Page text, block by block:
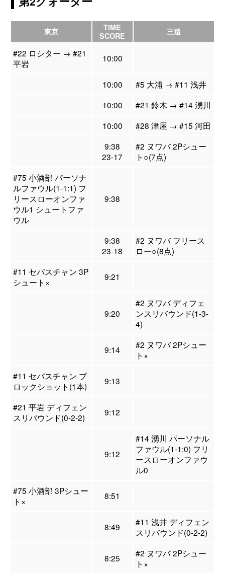
東京
TIME
SCORE
三遠
#22 ロシター → #21
平岩
10:00
10:00
#5 大浦 → #11 浅井
10:00
#21 鈴木 → #14 湧川
10:00
#28 津屋 → #15 河田
9:38
23-17
#2 ヌワバ 2Pシュー
ト○(7点)
#75 小酒部 パーソナ
ルファウル(1-1:1) フ
リースローオンファ
ウル1 シュートファ
ウル
9:38
9:38
23-18
#2 ヌワバ フリース
ロー○(8点)
#11 セバスチャン 3P
シュート×
9:21
9:20
#2 ヌワバ ディフェ
ンスリバウンド(1-3-
4)
9:14
#2 ヌワバ 2Pシュー
ト×
#11 セバスチャン ブ
ロックショット(1本)
9:13
#21 平岩 ディフェン
スリバウンド(0-2-2)
9:12
9:12
#14 湧川 パーソナル
ファウル(1-1:0) フリ
ースローオンファウ
ル0
#75 小酒部 3Pシュー
ト×
8:51
8:49
#11 浅井 ディフェン
スリバウンド(0-2-2)
8:25
#2 ヌワバ 2Pシュー
ト×